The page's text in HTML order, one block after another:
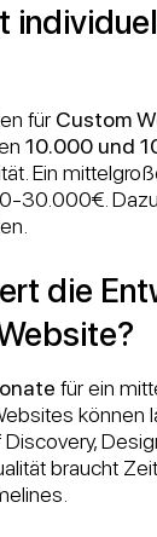
für Custom
10.000 und
Ein
30.000€.
die
für ein
können
braucht